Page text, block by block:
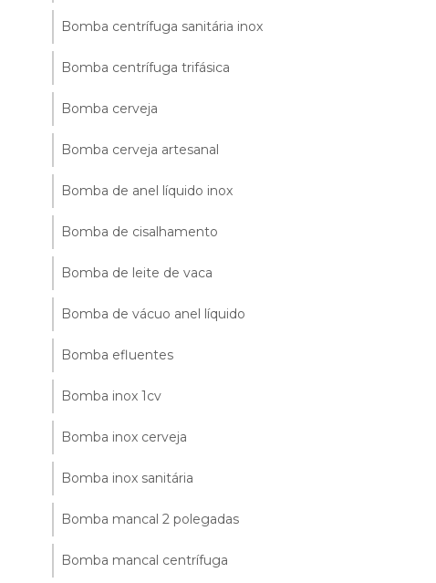
Bomba centrífuga sanitária inox
Bomba centrífuga trifásica
Bomba cerveja
Bomba cerveja artesanal
Bomba de anel líquido inox
Bomba de cisalhamento
Bomba de leite de vaca
Bomba de vácuo anel líquido
Bomba efluentes
Bomba inox 1cv
Bomba inox cerveja
Bomba inox sanitária
Bomba mancal 2 polegadas
Bomba mancal centrífuga